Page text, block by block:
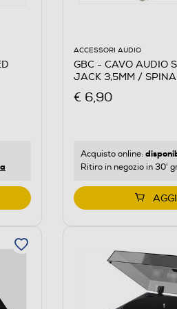
ACCESSORI AUDIO
GBC - CAVO AUDIO
JACK 3,5MM /
€ 6,90
Acquisto online:
Ritiro in negozio in 30'